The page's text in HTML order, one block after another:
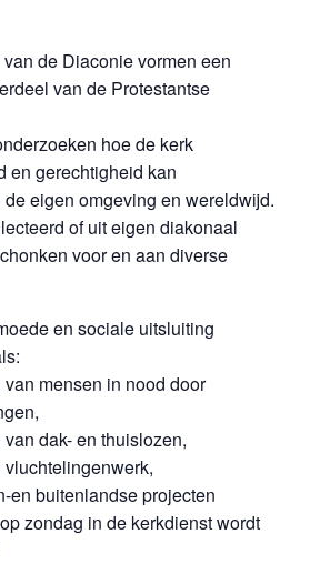
de Diaconie vormen een
van de Protestantse
hoe de kerk
en gerechtigheid kan
eigen omgeving en wereldwijd.
of uit eigen diakonaal
voor en aan diverse
en sociale uitsluiting
mensen in nood door
dak- en thuislozen,
en buitenlandse projecten
zondag in de kerkdienst wordt